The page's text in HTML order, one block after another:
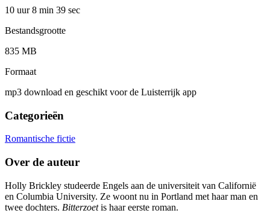
10 uur 8 min 39 sec
Bestandsgrootte
835 MB
Formaat
mp3 download en geschikt voor de Luisterrijk app
Categorieën
Romantische fictie
Over de auteur
Holly Brickley studeerde Engels aan de universiteit van Californië
en Columbia University. Ze woont nu in Portland met haar man en
twee dochters. Bitterzoetis haar eerste roman.